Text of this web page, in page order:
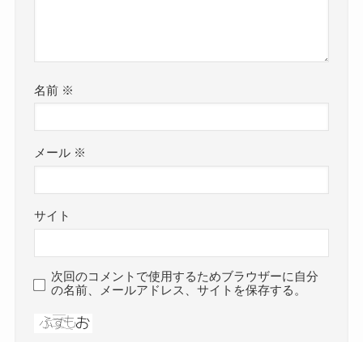
名前 ※
メール ※
サイト
次回のコメントで使用するためブラウザーに自分
の名前、メールアドレス、サイトを保存する。